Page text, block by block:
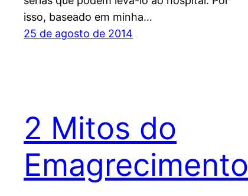
isso, baseado em minha…
25 de agosto de 2014
2 Mitos do
Emagrecimento